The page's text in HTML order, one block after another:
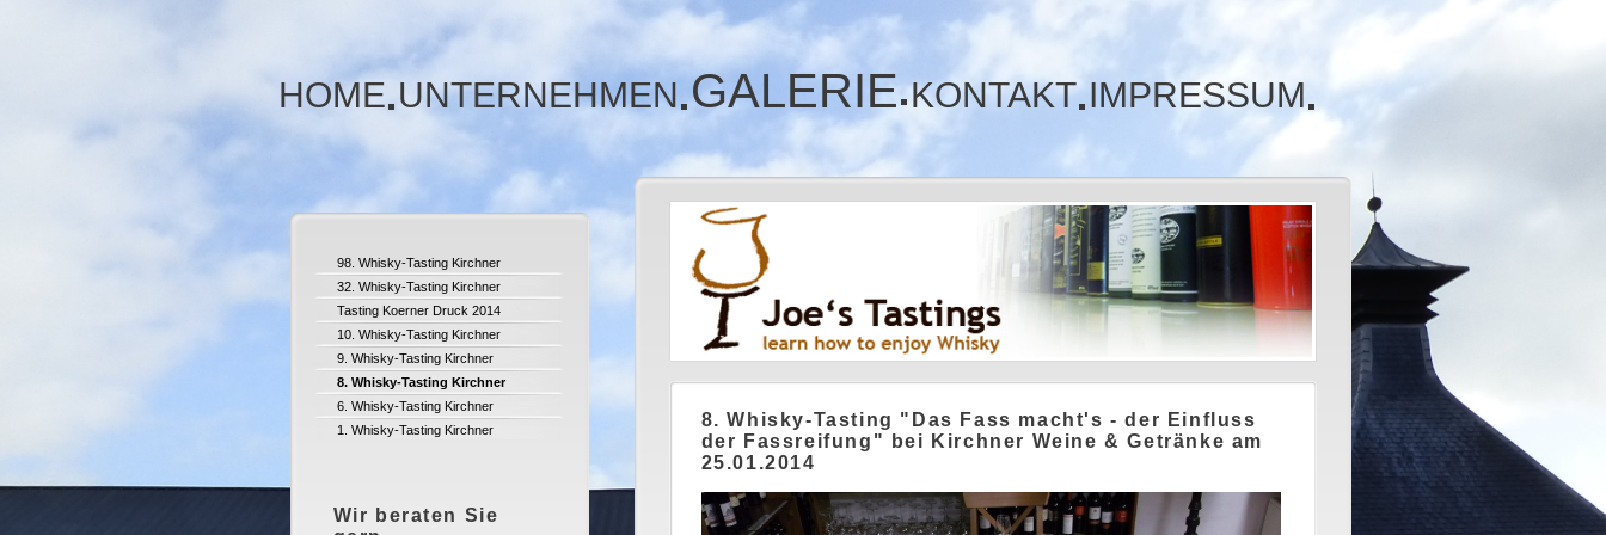
HOME UNTERNEHMEN GALERIE KONTAKT IMPRESSUM
8. Whisky-Tasting "Das Fass macht's - der Einfluss
der Fassreifung" bei Kirchner Weine & Getränke am
25.01.2014
98. Whisky-Tasting Kirchner
32. Whisky-Tasting Kirchner
Tasting Koerner Druck 2014
10. Whisky-Tasting Kirchner
9. Whisky-Tasting Kirchner
8. Whisky-Tasting Kirchner
6. Whisky-Tasting Kirchner
1. Whisky-Tasting Kirchner
Wir beraten Sie